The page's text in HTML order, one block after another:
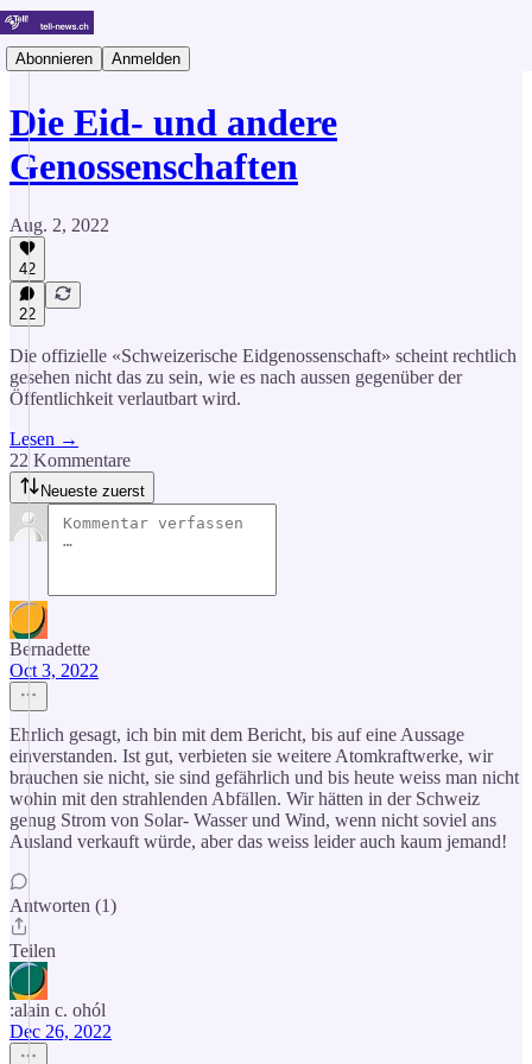
Abonnieren Anmelden
Die Eid- und andere
Genossenschaften
Aug. 2, 2022
42
22
Die offizielle «Schweizerische Eidgenossenschaft» scheint rechtlich
gesehen nicht das zu sein, wie es nach aussen gegenüber der
Öffentlichkeit verlautbart wird.
Lesen →
22 Kommentare
Neueste zuerst
Bernadette
Oct 3, 2022
Ehrlich gesagt, ich bin mit dem Bericht, bis auf eine Aussage
einverstanden. Ist gut, verbieten sie weitere Atomkraftwerke, wir
brauchen sie nicht, sie sind gefährlich und bis heute weiss man nicht
wohin mit den strahlenden Abfällen. Wir hätten in der Schweiz
genug Strom von Solar- Wasser und Wind, wenn nicht soviel ans
Ausland verkauft würde, aber das weiss leider auch kaum jemand!
Antworten (1)
Teilen
:alain c. ohól
Dec 26, 2022